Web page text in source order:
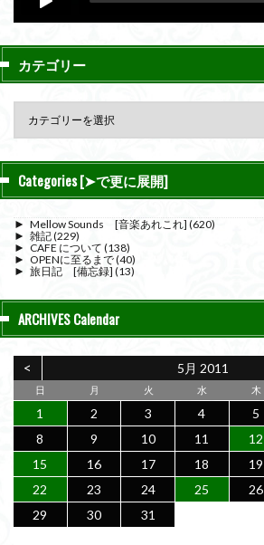
カテゴリー
Categories [➤で更に展開]
► Mellow Sounds [音楽あれこれ] (620)
► 雑記(229)
► CAFE について (138)
► OPENに至るまで(40)
► 旅日記 [備忘録] (13)
ARCHIVES Calendar
< 5月 2011
日 月 火 水 木
1 2 3 4 5
8
9 10 11 12
15
16 17 18 19
22
23 24 25 26
29
30 31